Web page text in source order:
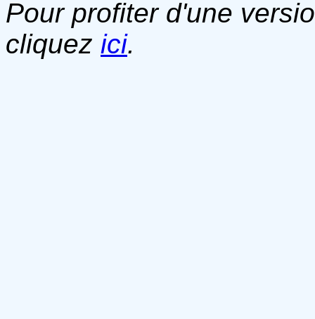
Pour profiter d'une
cliquez ici.